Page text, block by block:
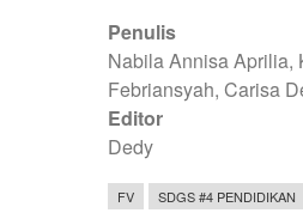
Penulis
Nabila Annisa Aprilia,
Febriansyah, Carisa
Editor
Dedy
FV SDGS #4 PENDIDIKAN